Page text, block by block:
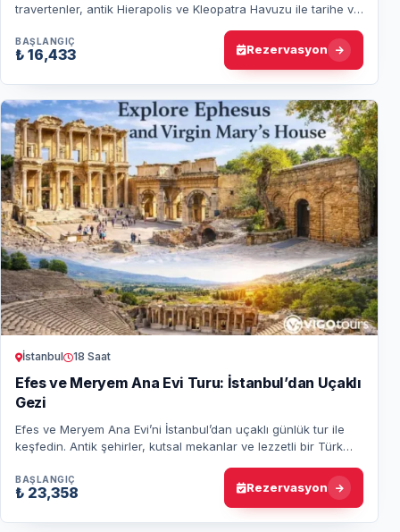
travertenler, antik Hierapolis ve Kleopatra Havuzu ile tarihe ve
BAŞLANGIÇ
₺ 16,433 Rezervasyon
İstanbul 18 Saat
Efes ve Meryem Ana Evi Turu: İstanbul’dan Uçaklı
Gezi
Efes ve Meryem Ana Evi’ni İstanbul’dan uçaklı günlük tur ile
keşfedin. Antik şehirler, kutsal mekanlar ve lezzetli bir Türk
BAŞLANGIÇ
₺ 23,358 Rezervasyon